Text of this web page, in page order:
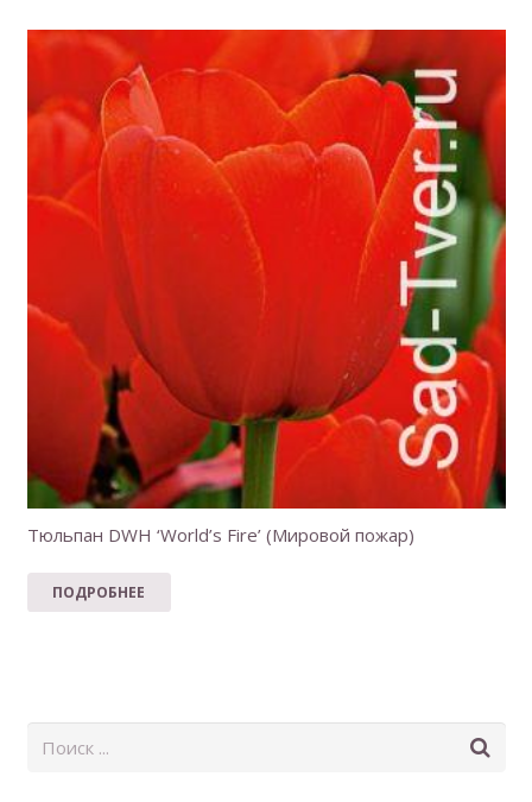
Тюльпан DWH ‘World’s Fire’ (Мировой пожар)
ПОДРОБНЕЕ